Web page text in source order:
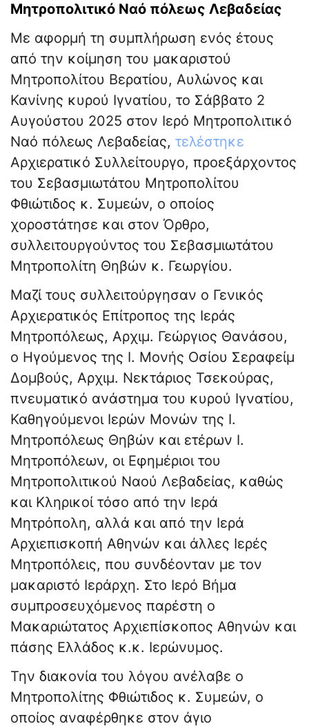
Μητροπολιτικό Ναό πόλεως Λεβαδείας
Με αφορμή τη συμπλήρωση ενός έτους
από την κοίμηση του μακαριστού
Μητροπολίτου Βερατίου, Αυλώνος και
Κανίνης κυρού Ιγνατίου, το Σάββατο 2
Αυγούστου 2025 στον Ιερό Μητροπολιτικό
Ναό πόλεως Λεβαδείας, τελέστηκε
Αρχιερατικό Συλλείτουργο, προεξάρχοντος
του Σεβασμιωτάτου Μητροπολίτου
Φθιώτιδος κ. Συμεών, ο οποίος
χοροστάτησε και στον Όρθρο,
συλλειτουργούντος του Σεβασμιωτάτου
Μητροπολίτη Θηβών κ. Γεωργίου.
Μαζί τους συλλειτούργησαν ο Γενικός
Αρχιερατικός Επίτροπος της Ιεράς
Μητροπόλεως, Αρχιμ. Γεώργιος Θανάσου,
ο Ηγούμενος της Ι. Μονής Οσίου Σεραφείμ
Δομβούς, Αρχιμ. Νεκτάριος Τσεκούρας,
πνευματικό ανάστημα του κυρού Ιγνατίου,
Καθηγούμενοι Ιερών Μονών της Ι.
Μητροπόλεως Θηβών και ετέρων Ι.
Μητροπόλεων, οι Εφημέριοι του
Μητροπολιτικού Ναού Λεβαδείας, καθώς
και Κληρικοί τόσο από την Ιερά
Μητρόπολη, αλλά και από την Ιερά
Αρχιεπισκοπή Αθηνών και άλλες Ιερές
Μητροπόλεις, που συνδέονταν με τον
μακαριστό Ιεράρχη. Στο Ιερό Βήμα
συμπροσευχόμενος παρέστη ο
Μακαριώτατος Αρχιεπίσκοπος Αθηνών και
πάσης Ελλάδος κ.κ. Ιερώνυμος.
Την διακονία του λόγου ανέλαβε ο
Μητροπολίτης Φθιώτιδος κ. Συμεών, ο
οποίος αναφέρθηκε στον άγιο